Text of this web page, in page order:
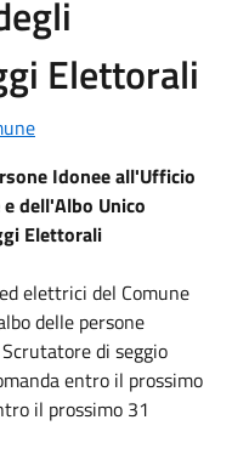
Elettorali
Idonee all'Ufficio
dell'Albo Unico
Elettorali
elettrici del Comune
delle persone
di seggio
entro il prossimo
il prossimo 31